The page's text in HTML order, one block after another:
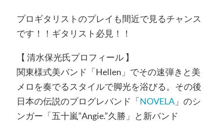
プロギタリストのプレイも間近で見るチャンス
です！！ギタリスト必見！！
【 清水保光氏プロフィール 】
関東様式美バンド「Hellen」でその速弾きと美
メロを奏でるスタイルで脚光を浴びる。その後
日本の伝説のプログレバンド「NOVELA」のシ
ンガー「五十嵐”Angie.”久勝」と新バンド